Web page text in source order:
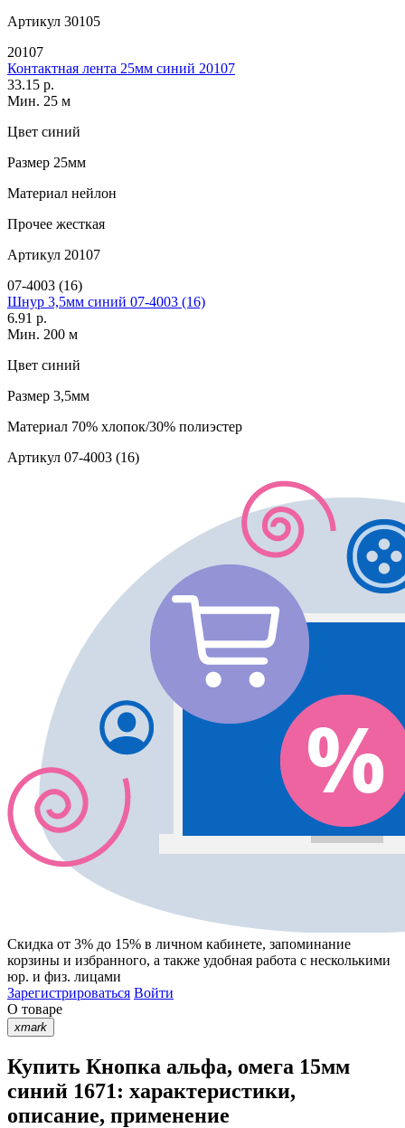
Артикул 30105
20107
Контактная лента 25мм синий 20107
33.15 р.
Мин. 25 м
Цвет синий
Размер 25мм
Материал нейлон
Прочее жесткая
Артикул 20107
07-4003 (16)
Шнур 3,5мм синий 07-4003 (16)
6.91 р.
Мин. 200 м
Цвет синий
Размер 3,5мм
Материал 70% хлопок/30% полиэстер
Артикул 07-4003 (16)
Скидка от 3% до 15% в личном кабинете, запоминание
корзины и избранного, а также удобная работа с несколькими
юр. и физ. лицами
Зарегистрироваться Войти
О товаре
xmark
Купить Кнопка альфа, омега 15мм
синий 1671: характеристики,
описание, применение